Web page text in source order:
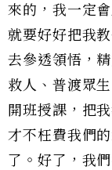
來的，我一定
就要好好把我
去參透領悟，
救人、普渡眾
開班授課，把
才不枉費我們
了。好了，我